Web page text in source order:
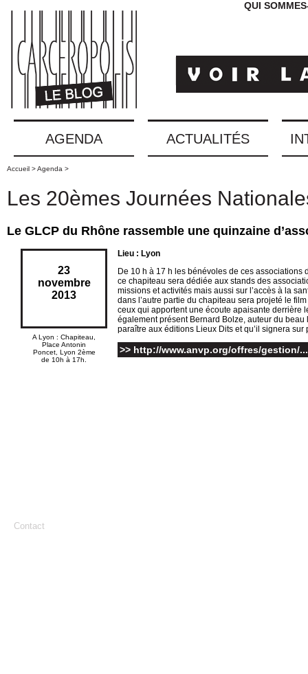
QUI
AGENDA ACTUALITÉS
Accueil >Agenda >
Les 20èmes Journées
Le GLCP du Rhône rassemble une quinzaine
23
novembre
2013
A Lyon : Chapiteau,
Place Antonin
Poncet, Lyon 2ème
de 10h à 17h.
Lieu : Lyon
De 10 h à 17 h les bénévoles de ces
ce chapiteau sera dédiée aux stands des
missions et activités mais aussi sur l’accès à la
dans l’autre partie du chapiteau sera projeté le
ceux qui apportent une écoute apaisante derrière
également présent Bernard Bolze, auteur du
paraître aux éditions Lieux Dits et qu’il signera sur
>> http://www.anvp.org/offres/gestion/...
Contact